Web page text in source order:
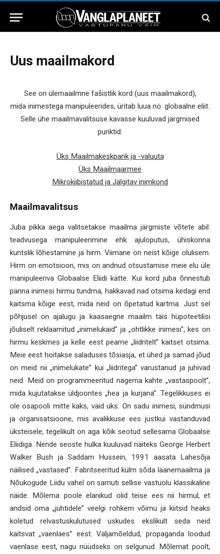
Uus maailmakord
See on ülemaailmne fašistlik kord (uus maailmakord),
mida inimestega manipuleerides, üritab luua nö. globaalne eliit.
Selle ühe maailmavalitsuse kavasse kuuluvad järgmised
punktid:
Üks Maailmakeskpank ja -valuuta
Üks Maailmaarmee
Mikrokiibistatud ja Jälgitav inimkond
Maailmavalitsus
Juba pikka aega valitsetakse maailma järgmiste võtete abil:
teadvusega manipuleerimine ehk ajuloputus, ühiskonna
kuntslik lõhestamine ja hirm. Viimane on neist kõige olulisem.
Hirm on emotsioon, mis on andnud otsustamise meie elu üle
manipuleeriva Globaalse Eliidi kätte. Kui kord juba õnnestub
panna inimesi hirmu tundma, hakkavad nad otsima kedagi end
kaitsma kõige eest, mida neid on õpetatud kartma. Just sel
põhjusel on ajalugu ja kaasaegne maailm täis hüpoteetilisi
jõuliselt reklaamitud „inimelukaid” ja „ohtlikke inimesi”, kes on
hirmu keskmes ja kelle eest peame „liidritelt” kaitset otsima.
Meie eest hoitakse saladuses tõsiasja, et ühed ja samad jõud
on meid nii „inimelukate” kui „liidritega” varustanud ja juhivad
neid. Meid on programmeeritud nägema kahte „vastaspoolt”,
mida kujutatakse üldjoontes „hea ja kurjana”. Tegelikkuses ei
ole osapooli mitte kaks, vaid üks. On sadu inimesi, sündmusi
ja organisatsioone, mis avalikkuse ees justkui vastanduvad
üksteisele, tegelikult on aga kõik seotud sellesama Globaalse
Eliidiga. Nende seoste hulka kuuluvad näiteks George Herbert
Walker Bush ja Saddam Hussein, 1991 aasata Lahesõja
näilised „vastased”. Fabritseeritud külm sõda läänemaailma ja
Nõukogude Liidu vahel on samuti sellise vastuolu klassikaline
näide. Mõlema poole elanikud olid teise ees nii hirmul, et
andsid oma „juhtidele” veelgi rohkem võimu ja kiitsid heaks
koletud relvastuskulutused uskudes ekslikult seda neid
kaitsvat „vaenlaes” eest. Väljamõeldud, propaganda loodud
vaenlase eest, nagu nüüdseks on selgunud. Mõlemat poolt,